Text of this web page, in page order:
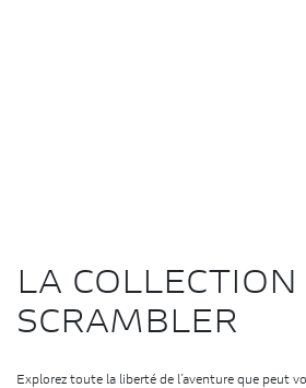
LA COLLECTION
SCRAMBLER
Explorez toute la liberté de l’aventure que peut